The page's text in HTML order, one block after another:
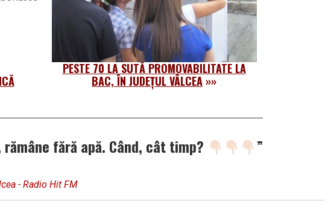
PESTE 70 LA SUTĂ PROMOVABILITATE LA
BAC, ÎN JUDEȚUL VÂLCEA »»
fără apă. Când, cât timp? ”
- Radio Hit FM